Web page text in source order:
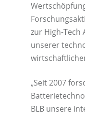
zur High-Tech
unserer
„Seit 2007
BLB unsere